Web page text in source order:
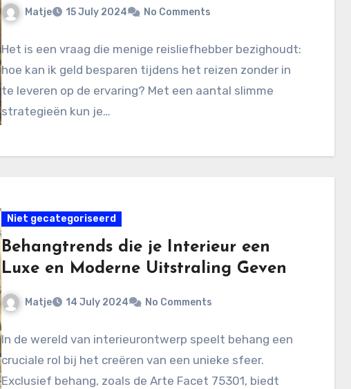
Matje 15 July 2024 No Comments
Het is een vraag die menige reisliefhebber bezighoudt:
hoe kan ik geld besparen tijdens het reizen zonder in
te leveren op de ervaring? Met een aantal slimme
strategieën kun je…
Niet gecategoriseerd
Behangtrends die je Interieur een
Luxe en Moderne Uitstraling Geven
Matje 14 July 2024 No Comments
In de wereld van interieurontwerp speelt behang een
cruciale rol bij het creëren van een unieke sfeer.
Exclusief behang, zoals de Arte Facet 75301, biedt